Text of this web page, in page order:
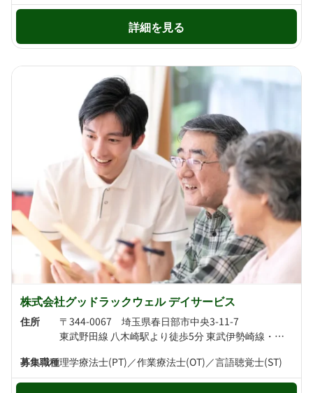
詳細を見る
株式会社グッドラックウェル デイサービス
住所
〒344-0067 埼玉県春日部市中央3-11-7
東武野田線 八木崎駅より徒歩5分 東武伊勢崎線・東武野田線 春日部駅より徒歩13分
募集職種理学療法士(PT)／作業療法士(OT)／言語聴覚士(ST)